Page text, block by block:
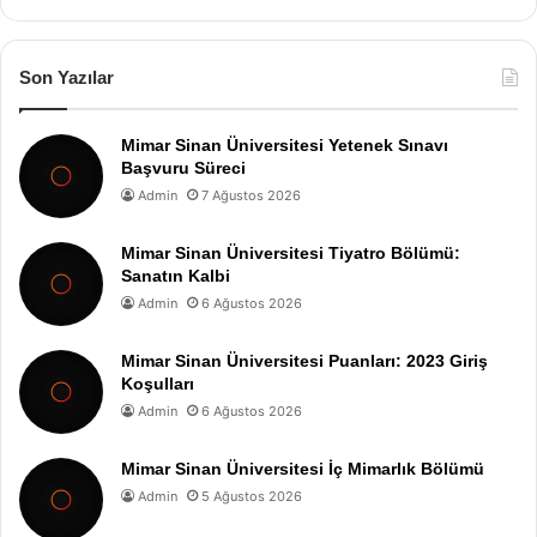
Son Yazılar
Mimar Sinan Üniversitesi Yetenek Sınavı
Başvuru Süreci
Admin 7 Ağustos 2026
Mimar Sinan Üniversitesi Tiyatro Bölümü:
Sanatın Kalbi
Admin 6 Ağustos 2026
Mimar Sinan Üniversitesi Puanları: 2023 Giriş
Koşulları
Admin 6 Ağustos 2026
Mimar Sinan Üniversitesi İç Mimarlık Bölümü
Admin 5 Ağustos 2026